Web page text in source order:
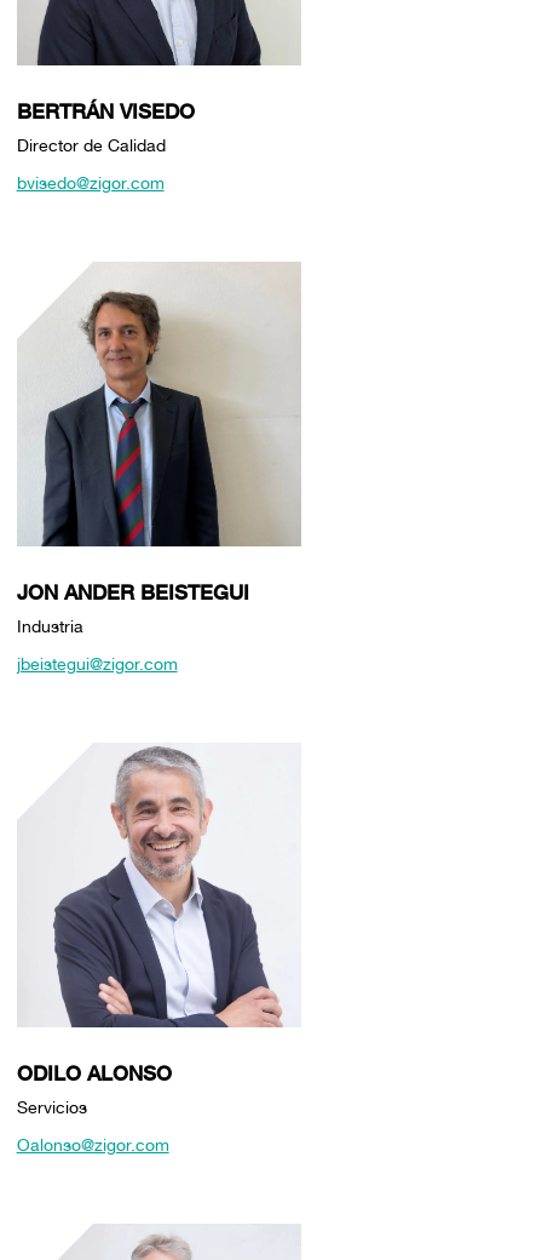
BERTRÁN VISEDO
Director de Calidad
bvisedo@zigor.com
JON ANDER BEISTEGUI
Industria
jbeistegui@zigor.com
ODILO ALONSO
Servicios
Oalonso@zigor.com